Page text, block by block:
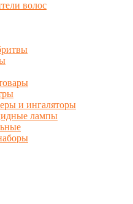
волос
и ингаляторы
лампы